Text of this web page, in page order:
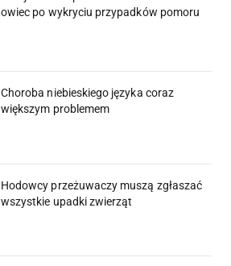
owiec po wykryciu przypadków pomoru
Choroba niebieskiego języka coraz
większym problemem
Hodowcy przeżuwaczy muszą zgłaszać
wszystkie upadki zwierząt